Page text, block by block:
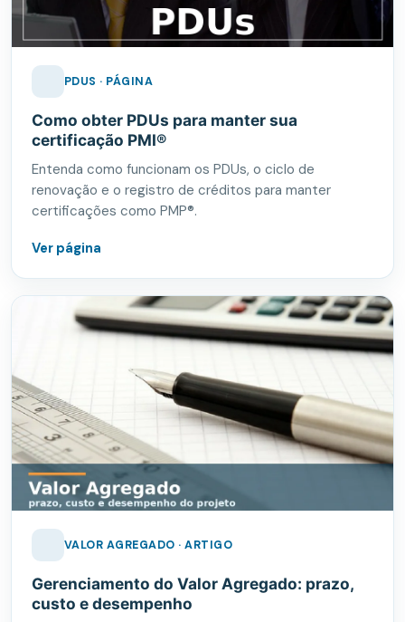
PDUS · PÁGINA
Como obter PDUs para manter sua
certificação PMI®
Entenda como funcionam os PDUs, o ciclo de
renovação e o registro de créditos para manter
certificações como PMP®.
Ver página
VALOR AGREGADO · ARTIGO
Gerenciamento do Valor Agregado: prazo,
custo e desempenho